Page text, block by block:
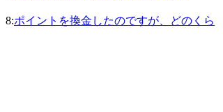
8:ポイントを換金したのですが、どのくら